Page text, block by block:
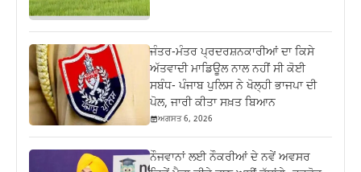
ਜੰਤਰ-ਮੰਤਰ ਪ੍ਰਦਰਸ਼ਨਕਾਰੀਆਂ ਦਾ ਕਿਸੇ
ਅੱਤਵਾਦੀ ਮਾਡਿਊਲ ਨਾਲ ਨਹੀਂ ਸੀ ਕੋਈ
ਸਬੰਧ- ਪੰਜਾਬ ਪੁਲਿਸ ਨੇ ਖੋਲ੍ਹੀ ਭਾਜਪਾ ਦੀ
ਪੋਲ, ਜਾਰੀ ਕੀਤਾ ਸਖ਼ਤ ਬਿਆਨ
ਅਗਸਤ 6, 2026
ਨੌਜਵਾਨਾਂ ਲਈ ਨੌਕਰੀਆਂ ਦੇ ਨਵੇਂ ਅਵਸਰ